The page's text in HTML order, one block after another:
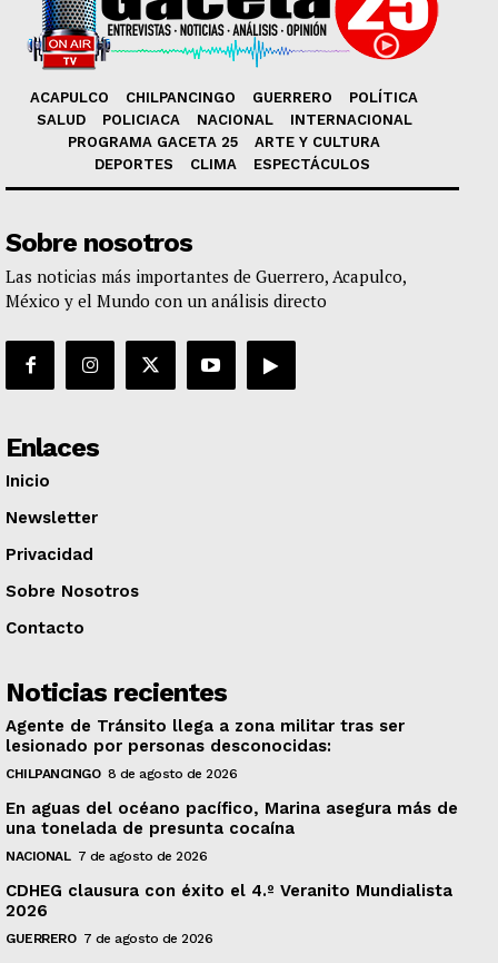
ACAPULCO CHILPANCINGO GUERRERO
POLÍTICA
SALUD
POLICIACA NACIONAL
INTERNACIONAL
PROGRAMA GACETA 25
ARTE Y CULTURA
DEPORTES
CLIMA ESPECTÁCULOS
Sobre nosotros
Las noticias más importantes de Guerrero, Acapulco,
México y el Mundo con un análisis directo
Enlaces
Inicio
Newsletter
Privacidad
Sobre Nosotros
Contacto
Noticias recientes
Agente de Tránsito llega a zona militar tras ser
lesionado por personas desconocidas:
CHILPANCINGO 8 de agosto de 2026
En aguas del océano pacífico, Marina asegura más de
una tonelada de presunta cocaína
NACIONAL 7 de agosto de 2026
CDHEG clausura con éxito el 4.º Veranito Mundialista
2026
GUERRERO 7 de agosto de 2026